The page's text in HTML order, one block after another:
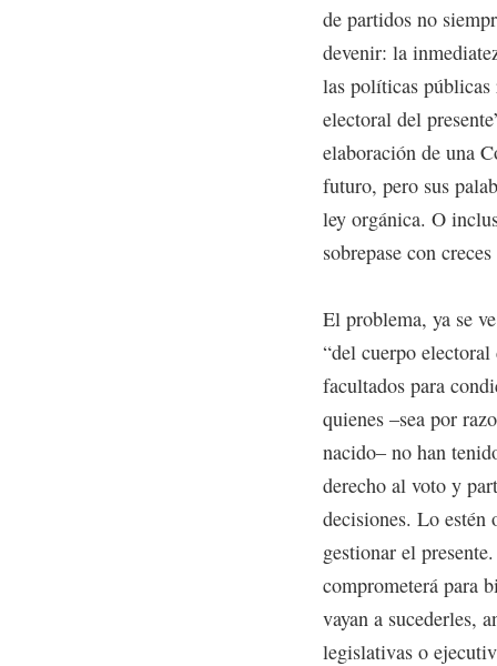
de partidos no
devenir: la
las políticas públicas
electoral del
elaboración de una
futuro, pero sus
ley orgánica. O
sobrepase con
El problema, ya se
“del cuerpo electoral
facultados para
quienes –sea por
nacido– no han
derecho al voto y
decisiones. Lo estén
gestionar el
comprometerá para
vayan a sucederles,
legislativas o